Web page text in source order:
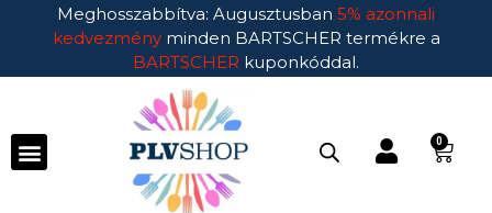
Meghosszabbítva: Augusztusban 5% azonnali
kedvezmény minden BARTSCHER termékre a
BARTSCHER kuponkóddal.
0